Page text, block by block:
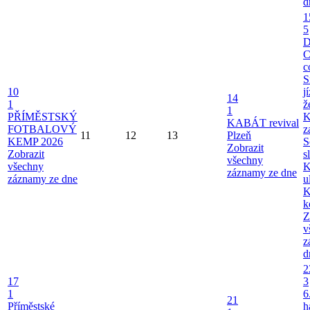
10
1
PŘÍMĚSTSKÝ
FOTBALOVÝ
KEMP 2026
Zobrazit
všechny
záznamy ze dne
11 12 13
14
1
KABÁT revival
Plzeň
Zobrazit
všechny
záznamy ze dne
5
17
1
Příměstské
21
3